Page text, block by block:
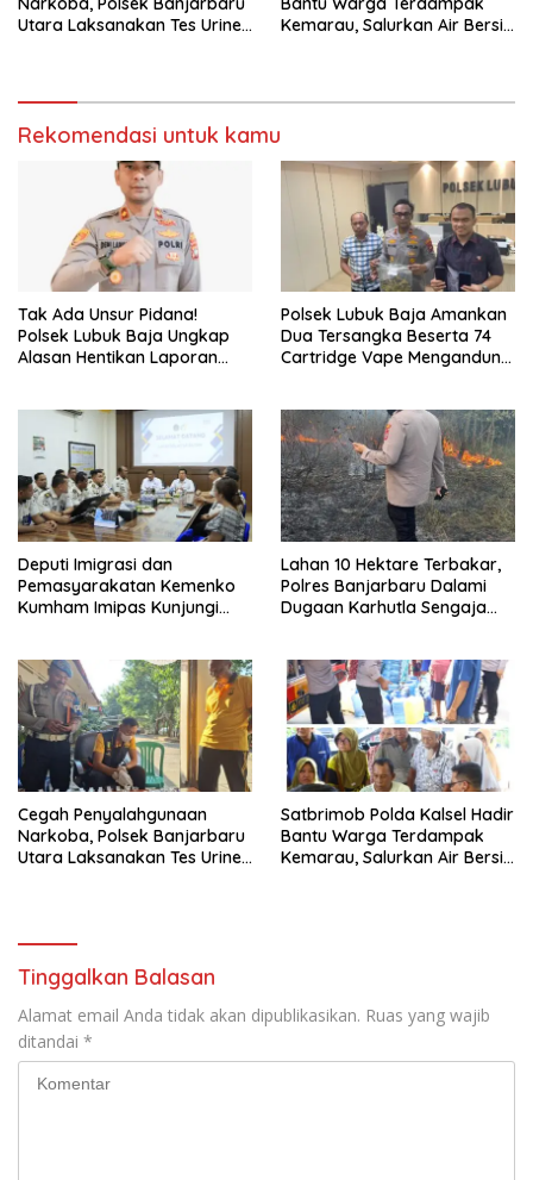
Utara Laksanakan Tes Urine
Kemarau, Salurkan Air Bersih
Rekomendasi untuk kamu
Tak Ada Unsur Pidana!
Polsek Lubuk Baja Ungkap
Alasan Hentikan Laporan
Polsek Lubuk Baja Amankan
Dua Tersangka Beserta 74
Cartridge Vape Mengandung
Deputi Imigrasi dan
Pemasyarakatan Kemenko
Kumham Imipas Kunjungi
Lahan 10 Hektare Terbakar,
Polres Banjarbaru Dalami
Dugaan Karhutla Sengaja
Cegah Penyalahgunaan
Narkoba, Polsek Banjarbaru
Utara Laksanakan Tes Urine
Satbrimob Polda Kalsel Hadir
Bantu Warga Terdampak
Kemarau, Salurkan Air Bersih
Tinggalkan Balasan
Alamat email Anda tidak akan dipublikasikan. Ruas yang wajib
ditandai *